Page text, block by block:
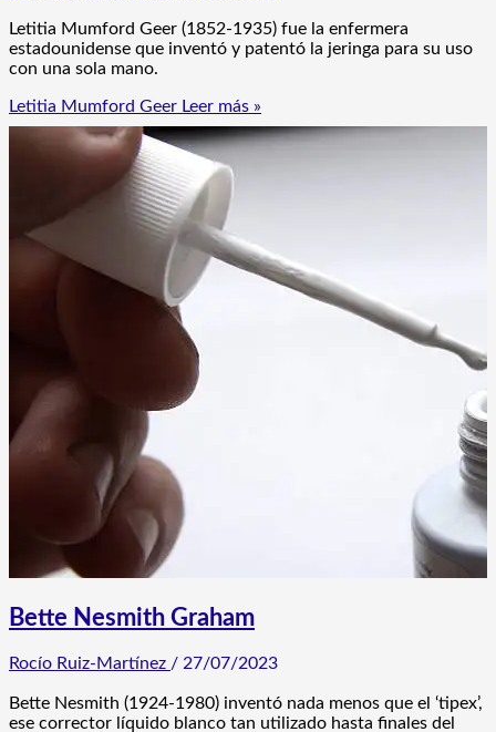
Letitia Mumford Geer (1852-1935) fue la enfermera
estadounidense que inventó y patentó la jeringa para su uso
con una sola mano.
Letitia Mumford Geer Leer más »
Bette Nesmith Graham
Rocío Ruiz-Martínez / 27/07/2023
Bette Nesmith (1924-1980) inventó nada menos que el ‘tipex’,
ese corrector líquido blanco tan utilizado hasta finales del